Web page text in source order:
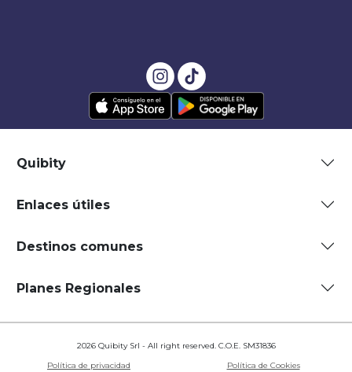
Quibity
Enlaces útiles
Destinos comunes
Planes Regionales
2026 Quibity Srl - All right reserved. C.O.E. SM31836
Política de privacidad
Política de Cookies